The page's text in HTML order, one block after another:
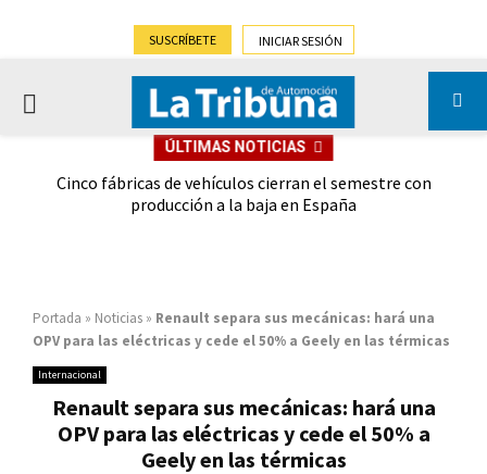
SUSCRÍBETE INICIAR SESIÓN
PRIMARY
ÚLTIMAS NOTICIAS
Cinco fábricas de vehículos cierran el semestre con
producción a la baja en España
Portada » Noticias » Renault separa sus mecánicas: hará una
OPV para las eléctricas y cede el 50% a Geely en las térmicas
Internacional
Renault separa sus mecánicas: hará una
OPV para las eléctricas y cede el 50% a
Geely en las térmicas